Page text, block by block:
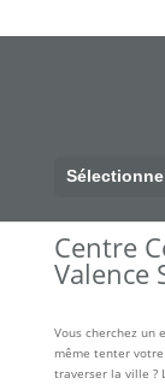
Centre
Valence
Vous cherchez un
même tenter
traverser la ville ?